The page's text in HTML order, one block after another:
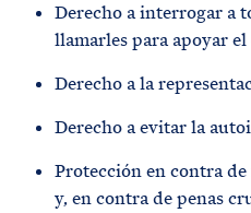
Derecho a interrogar a
llamarles para apoyar el
Derecho a la
Derecho a evitar la
Protección en contra
y, en contra de penas